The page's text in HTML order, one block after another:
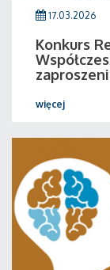
17.03.2026
Konkurs
więcej